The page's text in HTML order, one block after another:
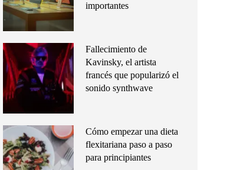
importantes
Fallecimiento de
Kavinsky, el artista
francés que popularizó el
sonido synthwave
Cómo empezar una dieta
flexitariana paso a paso
para principiantes